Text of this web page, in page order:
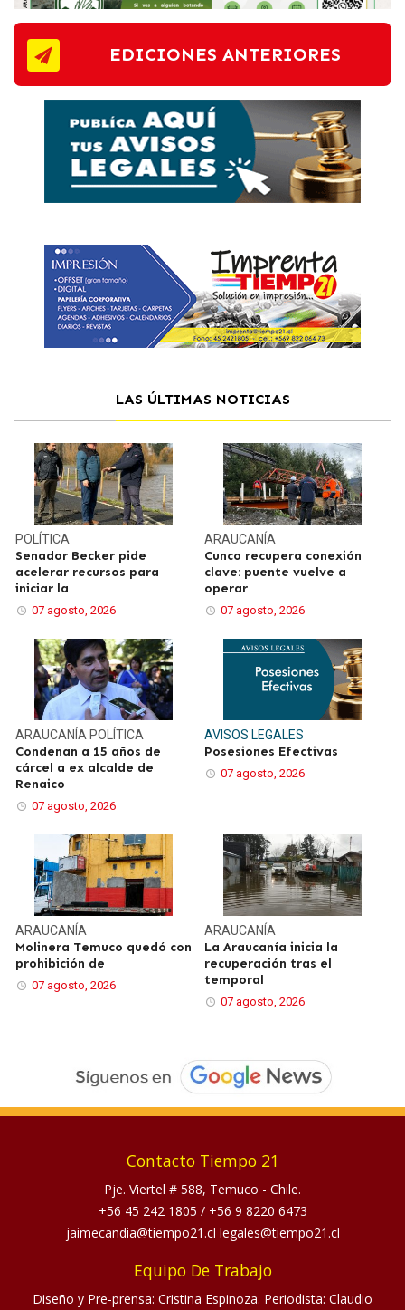
EDICIONES ANTERIORES
LAS ÚLTIMAS NOTICIAS
POLÍTICA
Senador Becker pide
acelerar recursos para
iniciar la
07 agosto, 2026
ARAUCANÍA
Cunco recupera conexión
clave: puente vuelve a
operar
07 agosto, 2026
ARAUCANÍAPOLÍTICA
Condenan a 15 años de
cárcel a ex alcalde de
Renaico
07 agosto, 2026
AVISOS LEGALES
Posesiones Efectivas
07 agosto, 2026
ARAUCANÍA
Molinera Temuco quedó con
prohibición de
07 agosto, 2026
ARAUCANÍA
La Araucanía inicia la
recuperación tras el
temporal
07 agosto, 2026
Contacto Tiempo 21
Pje. Viertel # 588, Temuco - Chile.
+56 45 242 1805 / +56 9 8220 6473
jaimecandia@tiempo21.cl legales@tiempo21.cl
Equipo De Trabajo
Diseño y Pre-prensa: Cristina Espinoza. Periodista: Claudio